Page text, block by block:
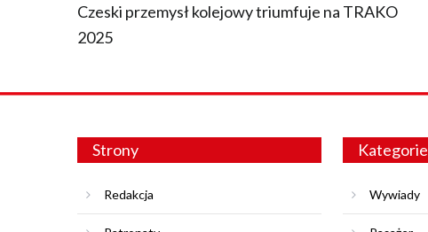
Czeski przemysł kolejowy triumfuje na TRAKO
2025
Strony
Redakcja
Kategorie
Wywiady